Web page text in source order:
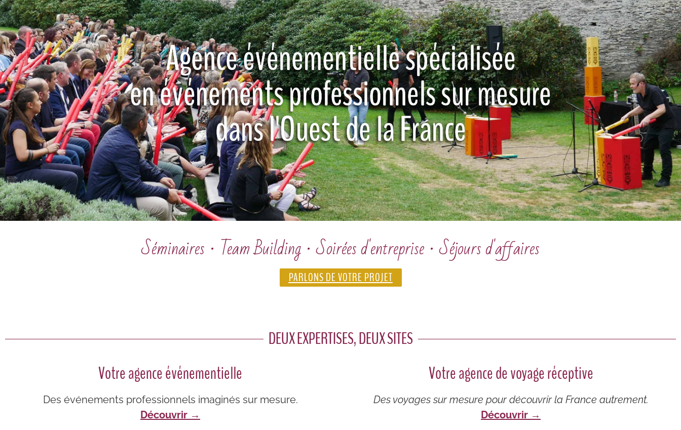
Agence événementielle spécialisée
en événements professionnels sur mesure
dans l'Ouest de la France
Séminaires · Team Building · Soirées d'entreprise · Séjours d'affaires
PARLONS DE VOTRE PROJET
DEUX EXPERTISES, DEUX SITES
Votre agence événementielle
Des événements professionnels imaginés sur mesure.
Découvrir →
Votre agence de voyage réceptive
Des voyages sur mesure pour découvrir la France autrement.
Découvrir →